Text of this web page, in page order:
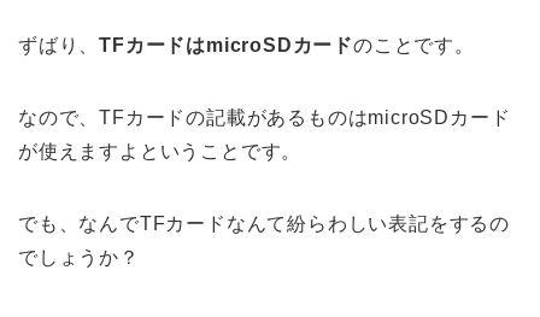
ずばり、TFカードはmicroSDカードのことです。
なので、TFカードの記載があるものはmicroSDカード
が使えますよということです。
でも、なんでTFカードなんて紛らわしい表記をするの
でしょうか？